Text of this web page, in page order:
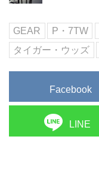
GEAR P・7TW
タイガー・ウッズ
Facebook
LINE